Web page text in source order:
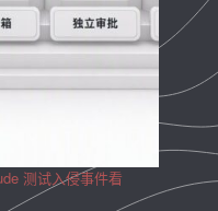
测试入侵事件看